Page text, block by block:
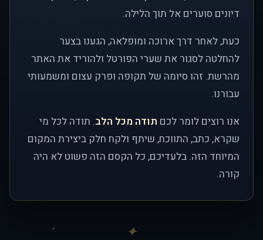
דיונים סוערים אל תוך הלילה.
כעת, לאחר דרך ארוכה ומופלאה, הגענו בצער
להחלטה לסגור את שערי הפורטל ולהוריד את האתר
מהרשת. זהו סיומה של תקופה ופרק עצום ומשמעותי
עבורנו.
אנו רוצים לומר לכם תודה מכל הלב. תודה לכל מי
שקרא, כתב, התווכח, שיתף ולקח חלק ביצירת המקום
המיוחד הזה. בלעדיכם, כל הקסם הזה פשוט לא היה
קורה.